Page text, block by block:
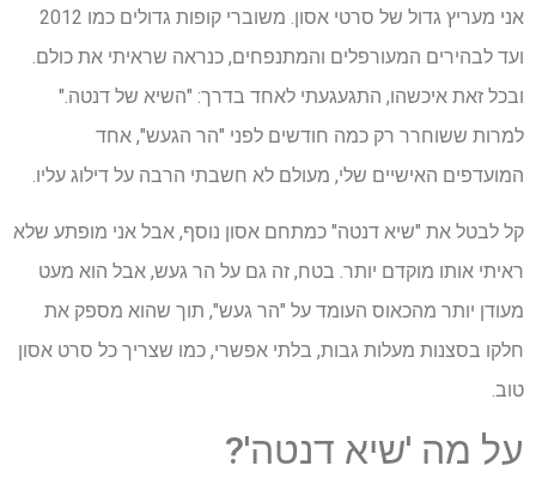
אני מעריץ גדול של סרטי אסון. משוברי קופות גדולים כמו 2012
ועד לבהירים המעורפלים והמתנפחים, כנראה שראיתי את כולם.
ובכל זאת איכשהו, התגעגעתי לאחד בדרך: "השיא של דנטה."
למרות ששוחרר רק כמה חודשים לפני "הר הגעש", אחד
המועדפים האישיים שלי, מעולם לא חשבתי הרבה על דילוג עליו.
קל לבטל את "שיא דנטה" כמתחם אסון נוסף, אבל אני מופתע שלא
ראיתי אותו מוקדם יותר. בטח, זה גם על הר געש, אבל הוא מעט
מעודן יותר מהכאוס העומד על "הר געש", תוך שהוא מספק את
חלקו בסצנות מעלות גבות, בלתי אפשרי, כמו שצריך כל סרט אסון
טוב.
על מה 'שיא דנטה'?